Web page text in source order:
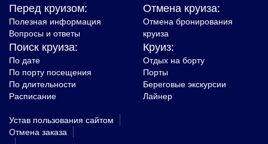
Перед круизом:
Полезная информация
Вопросы и ответы
Отмена круиза:
Отмена бронирования
круиза
Поиск круиза:
По дате
По порту посещения
По длительности
Расписание
Круиз:
Отдых на борту
Порты
Береговые экскурсии
Лайнер
Устав пользования сайтом
Oтмена заказа